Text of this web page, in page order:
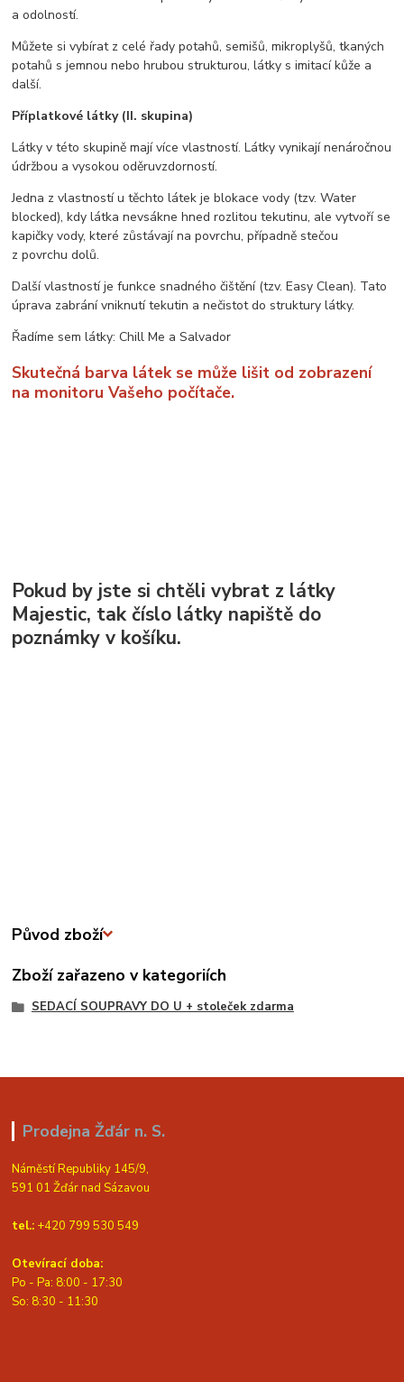
a odolností.
Můžete si vybírat z celé řady potahů, semišů, mikroplyšů, tkaných
potahů s jemnou nebo hrubou strukturou, látky s imitací kůže a
další.
Příplatkové látky (II. skupina)
Látky v této skupině mají více vlastností. Látky vynikají nenáročnou
údržbou a vysokou oděruvzdorností.
Jedna z vlastností u těchto látek je blokace vody (tzv. Water
blocked), kdy látka nevsákne hned rozlitou tekutinu, ale vytvoří se
kapičky vody, které zůstávají na povrchu, případně stečou
z povrchu dolů.
Další vlastností je funkce snadného čištění (tzv. Easy Clean). Tato
úprava zabrání vniknutí tekutin a nečistot do struktury látky.
Řadíme sem látky: Chill Me a Salvador
Skutečná barva látek se může lišit od zobrazení
na monitoru Vašeho počítače.
Pokud by jste si chtěli vybrat z látky
Majestic, tak číslo látky napiště do
poznámky v košíku.
Původ zboží
Zboží zařazeno v kategoriích
SEDACÍ SOUPRAVY DO U + stoleček zdarma
Prodejna Žďár n. S.
Náměstí Republiky 145/9,
591 01 Žďár nad Sázavou
tel.: +420 799 530 549
Otevírací doba:
Po - Pa: 8:00 - 17:30
So: 8:30 - 11:30